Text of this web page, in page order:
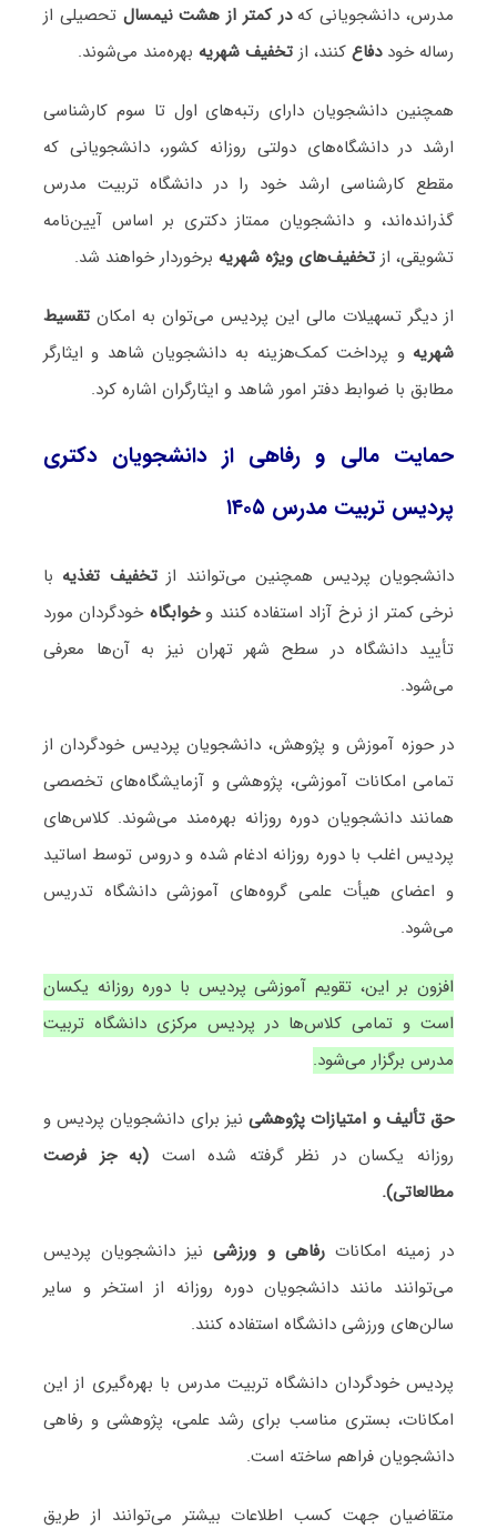
مدرس، دانشجویانی کهدر کمتر از هشت نیمسال تحصیلی از
رساله خوددفاعکنند، از تخفیف شهریه بهره‌مند می‌شوند.
همچنین دانشجویان دارای رتبه‌های اول تا سوم کارشناسی
ارشد در دانشگاه‌های دولتی روزانه کشور، دانشجویانی که
مقطع کارشناسی ارشد خود را در دانشگاه تربیت مدرس
گذرانده‌اند، و دانشجویان ممتاز دکتری بر اساس آیین‌نامه
تشویقی، از تخفیف‌های ویژه شهریه برخوردار خواهند شد.
از دیگر تسهیلات مالی این پردیس می‌توان به امکان تقسیط
شهریه و پرداخت کمک‌هزینه به دانشجویان شاهد و ایثارگر
مطابق با ضوابط دفتر امور شاهد و ایثارگران اشاره کرد.
حمایت مالی و رفاهی از دانشجویان دکتری
پردیس تربیت مدرس ۱۴۰۵
دانشجویان پردیس همچنین می‌توانند از تخفیف تغذیه با
نرخی کمتر از نرخ آزاد استفاده کنند وخوابگاه خودگردان مورد
تأیید دانشگاه در سطح شهر تهران نیز به آن‌ها معرفی
می‌شود.
در حوزه آموزش و پژوهش، دانشجویان پردیس خودگردان از
تمامی امکانات آموزشی، پژوهشی و آزمایشگاه‌های تخصصی
همانند دانشجویان دوره روزانه بهره‌مند می‌شوند. کلاس‌های
پردیس اغلب با دوره روزانه ادغام شده و دروس توسط اساتید
و اعضای هیأت علمی گروه‌های آموزشی دانشگاه تدریس
می‌شود.
افزون بر این، تقویم آموزشی پردیس با دوره روزانه یکسان
است و تمامی کلاس‌ها در پردیس مرکزی دانشگاه تربیت
مدرس برگزار می‌شود.
حق تألیف و امتیازات پژوهشینیز برای دانشجویان پردیس و
روزانه یکسان در نظر گرفته شده است (به جز فرصت
مطالعاتی).
در زمینه امکاناترفاهی و ورزشینیز دانشجویان پردیس
می‌توانند مانند دانشجویان دوره روزانه از استخر و سایر
سالن‌های ورزشی دانشگاه استفاده کنند.
پردیس خودگردان دانشگاه تربیت مدرس با بهره‌گیری از این
امکانات، بستری مناسب برای رشد علمی، پژوهشی و رفاهی
دانشجویان فراهم ساخته است.
متقاضیان جهت کسب اطلاعات بیشتر می‌توانند از طریق